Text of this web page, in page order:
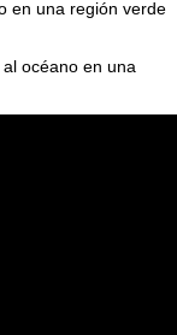
océano en una